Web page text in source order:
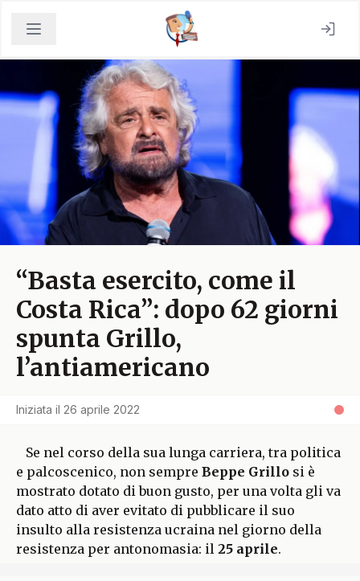
“Basta esercito, come il
Costa Rica”: dopo 62 giorni
spunta Grillo,
l’antiamericano
Iniziata il 26 aprile 2022
Se nel corso della sua lunga carriera, tra politica
e palcoscenico, non sempre Beppe Grillo si è
mostrato dotato di buon gusto, per una volta gli va
dato atto di aver evitato di pubblicare il suo
insulto alla resistenza ucraina nel giorno della
resistenza per antonomasia: il 25 aprile.